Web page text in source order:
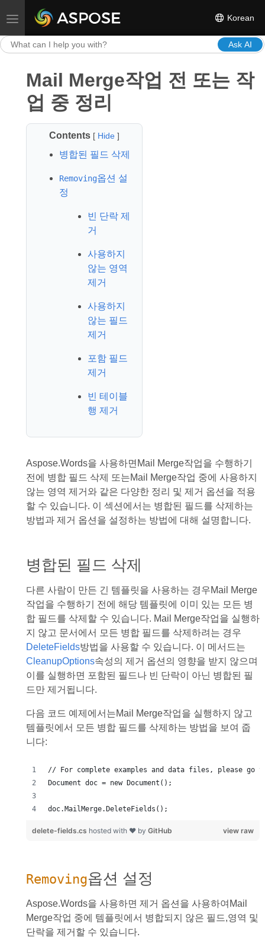
Toggle navigation Korean
Ask AI
Mail Merge작업 전 또는 작
업 중 정리
Contents [ Hide]
병합된 필드 삭제
Removing옵션 설
정
빈 단락 제
거
사용하지
않는 영역
제거
사용하지
않는 필드
제거
포함 필드
제거
빈 테이블
행 제거
Aspose.Words을 사용하면Mail Merge작업을 수행하기
전에 병합 필드 삭제 또는Mail Merge작업 중에 사용하지
않는 영역 제거와 같은 다양한 정리 및 제거 옵션을 적용
할 수 있습니다. 이 섹션에서는 병합된 필드를 삭제하는
방법과 제거 옵션을 설정하는 방법에 대해 설명합니다.
병합된 필드 삭제
다른 사람이 만든 긴 템플릿을 사용하는 경우Mail Merge
작업을 수행하기 전에 해당 템플릿에 이미 있는 모든 병
합 필드를 삭제할 수 있습니다. Mail Merge작업을 실행하
지 않고 문서에서 모든 병합 필드를 삭제하려는 경우
DeleteFields방법을 사용할 수 있습니다. 이 메서드는
CleanupOptions속성의 제거 옵션의 영향을 받지 않으며
이를 실행하면 포함된 필드나 빈 단락이 아닌 병합된 필
드만 제거됩니다.
다음 코드 예제에서는Mail Merge작업을 실행하지 않고
템플릿에서 모든 병합 필드를 삭제하는 방법을 보여 줍
니다:
doc.MailMerge.DeleteFields();
view raw
delete-fields.cs hosted with ❤ by GitHub
Removing옵션 설정
Aspose.Words을 사용하면 제거 옵션을 사용하여Mail
Merge작업 중에 템플릿에서 병합되지 않은 필드,영역 및
단락을 제거할 수 있습니다.